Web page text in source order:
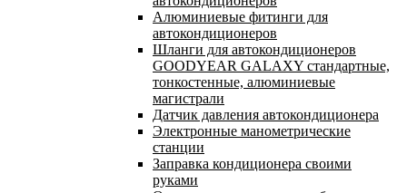
Алюминиевые фитинги для
автокондиционеров
Шланги для автокондиционеров
GOODYEAR GALAXY стандартные,
тонкостенные, алюминиевые
магистрали
Датчик давления автокондиционера
Электронные манометрические
станции
Заправка кондиционера своими
руками